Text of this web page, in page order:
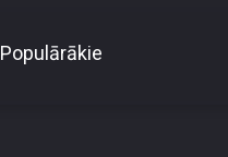
Populārākie